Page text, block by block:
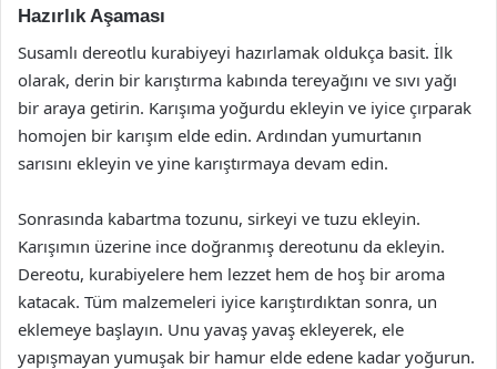
Hazırlık Aşaması
Susamlı dereotlu kurabiyeyi hazırlamak oldukça basit. İlk
olarak, derin bir karıştırma kabında tereyağını ve sıvı yağı
bir araya getirin. Karışıma yoğurdu ekleyin ve iyice çırparak
homojen bir karışım elde edin. Ardından yumurtanın
sarısını ekleyin ve yine karıştırmaya devam edin.
Sonrasında kabartma tozunu, sirkeyi ve tuzu ekleyin.
Karışımın üzerine ince doğranmış dereotunu da ekleyin.
Dereotu, kurabiyelere hem lezzet hem de hoş bir aroma
katacak. Tüm malzemeleri iyice karıştırdıktan sonra, un
eklemeye başlayın. Unu yavaş yavaş ekleyerek, ele
yapışmayan yumuşak bir hamur elde edene kadar yoğurun.